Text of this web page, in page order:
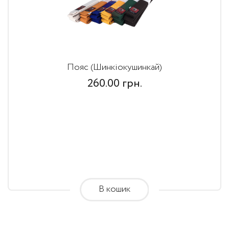
Пояс (Шинкіокушинкай)
260.00 грн.
В кошик